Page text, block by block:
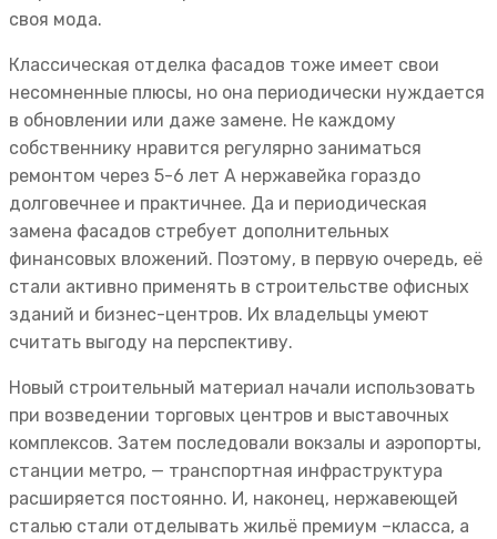
своя мода.
Классическая отделка фасадов тоже имеет свои
несомненные плюсы, но она периодически нуждается
в обновлении или даже замене. Не каждому
собственнику нравится регулярно заниматься
ремонтом через 5-6 лет А нержавейка гораздо
долговечнее и практичнее. Да и периодическая
замена фасадов стребует дополнительных
финансовых вложений. Поэтому, в первую очередь, её
стали активно применять в строительстве офисных
зданий и бизнес-центров. Их владельцы умеют
считать выгоду на перспективу.
Новый строительный материал начали использовать
при возведении торговых центров и выставочных
комплексов. Затем последовали вокзалы и аэропорты,
станции метро, — транспортная инфраструктура
расширяется постоянно. И, наконец, нержавеющей
сталью стали отделывать жильё премиум –класса, а